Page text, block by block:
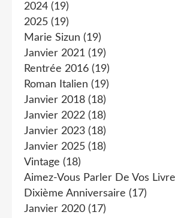
2024 (19)
2025 (19)
Marie Sizun (19)
Janvier 2021 (19)
Rentrée 2016 (19)
Roman Italien (19)
Janvier 2018 (18)
Janvier 2022 (18)
Janvier 2023 (18)
Janvier 2025 (18)
Vintage (18)
Aimez-Vous Parler De Vos
Dixième Anniversaire (17)
Janvier 2020 (17)